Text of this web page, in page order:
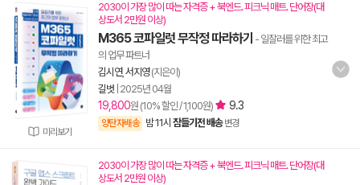
미리보기
2030이 가장 많이 따는 자격증 + 북엔드. 피크닉 매트. 단어장(대
상도서 2만원 이상)
M365 코파일럿 무작정 따라하기 - 일잘러를 위한 최고
의 업무 파트너
김시연, 서지영(지은이)
길벗 2025년 04월
19,800원 (10% 할인 / 1,100원) 9.3
양탄자배송 밤 11시 잠들기전 배송 변경
2030이 가장 많이 따는 자격증 + 북엔드. 피크닉 매트. 단어장(대
상도서 2만원 이상)